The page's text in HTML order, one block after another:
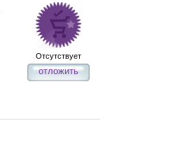
Отсутствует
отложить